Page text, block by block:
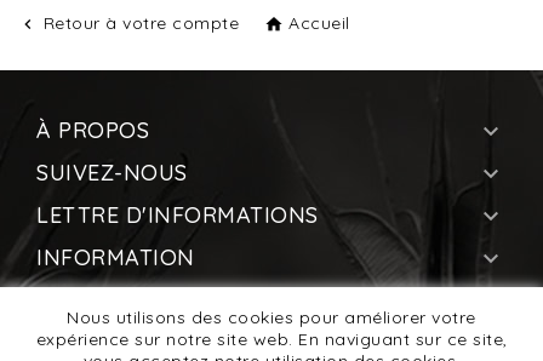
 Retour à votre compte  Accueil
À PROPOS 
SUIVEZ-NOUS 
LETTRE D'INFORMATIONS 
INFORMATION 
INFORMATIONS 
Nous utilisons des cookies pour améliorer votre
expérience sur notre site web. En naviguant sur ce site,